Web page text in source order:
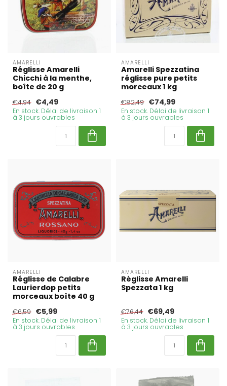
AMARELLI
Réglisse Amarelli
Chicchi à la menthe,
boîte de 20 g
€4,94 €4,49
En stock. Délai de livraison 1
à 3 jours ouvrables
AMARELLI
Amarelli Spezzatina
réglisse pure petits
morceaux 1 kg
€82,49 €74,99
En stock. Délai de livraison 1
à 3 jours ouvrables
AMARELLI
Réglisse de Calabre
Laurierdop petits
morceaux boîte 40 g
€6,59 €5,99
En stock. Délai de livraison 1
à 3 jours ouvrables
AMARELLI
Réglisse Amarelli
Spezzata 1 kg
€76,44 €69,49
En stock. Délai de livraison 1
à 3 jours ouvrables